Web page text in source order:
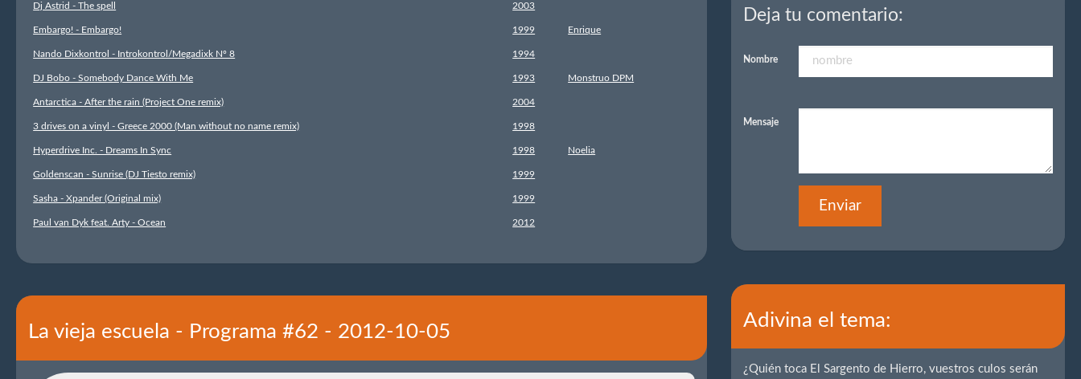
Dj Astrid - The spell 2003
Embargo! - Embargo! 1999 Enrique
Nando Dixkontrol - Introkontrol/Megadixk Nº 8 1994
DJ Bobo - Somebody Dance With Me 1993 Monstruo DPM
Antarctica - After the rain (Project One remix) 2004
3 drives on a vinyl - Greece 2000 (Man without no name remix) 1998
Hyperdrive Inc. - Dreams In Sync 1998 Noelia
Goldenscan - Sunrise (DJ Tiesto remix) 1999
Sasha - Xpander (Original mix) 1999
Paul van Dyk feat. Arty - Ocean 2012
La vieja escuela - Programa #62 - 2012-10-05
Deja tu comentario:
Nombre
Mensaje
Enviar
Adivina el tema:
¿Quién toca El Sargento de Hierro, vuestros culos serán